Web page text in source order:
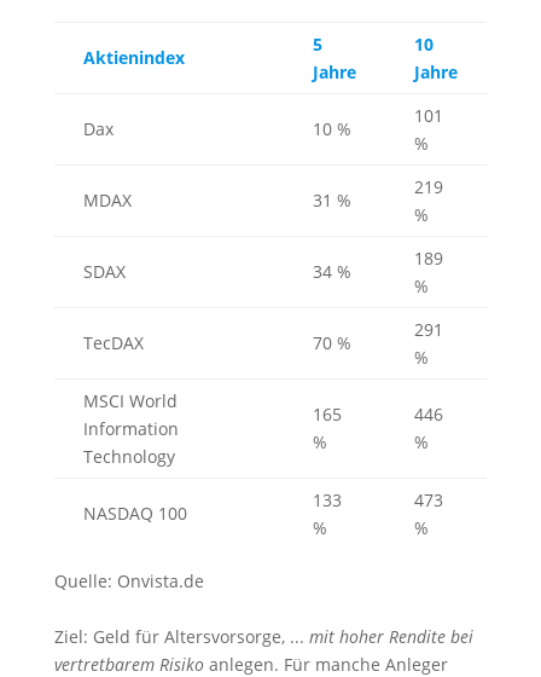
Aktienindex
5
Jahre
10
Jahre
Dax 10 %
101
%
MDAX 31 %
219
%
SDAX 34 %
189
%
TecDAX 70 %
291
%
MSCI World
Information
Technology
165
%
446
%
NASDAQ 100
133
%
473
%
Quelle: Onvista.de
Ziel: Geld für Altersvorsorge, ... mit hoher Rendite bei
vertretbarem Risikoanlegen. Für manche Anleger